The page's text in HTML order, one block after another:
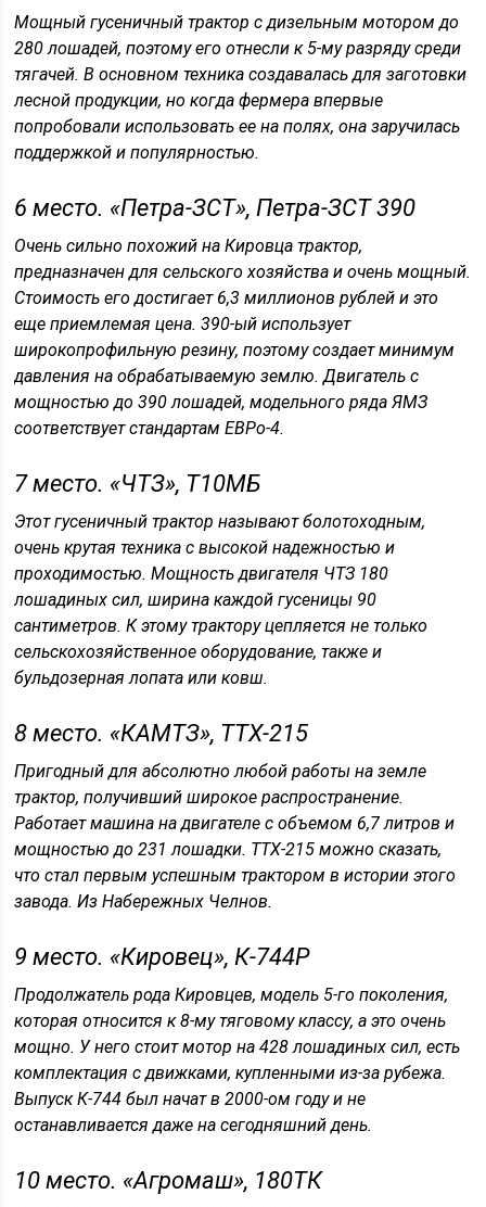
Мощный гусеничный трактор с дизельным мотором до
280 лошадей, поэтому его отнесли к 5-му разряду среди
тягачей. В основном техника создавалась для заготовки
лесной продукции, но когда фермера впервые
попробовали использовать ее на полях, она заручилась
поддержкой и популярностью.
6 место. «Петра-ЗСТ», Петра-ЗСТ 390
Очень сильно похожий на Кировца трактор,
предназначен для сельского хозяйства и очень мощный.
Стоимость его достигает 6,3 миллионов рублей и это
еще приемлемая цена. 390-ый использует
широкопрофильную резину, поэтому создает минимум
давления на обрабатываемую землю. Двигатель с
мощностью до 390 лошадей, модельного ряда ЯМЗ
соответствует стандартам ЕВРо-4.
7 место. «ЧТЗ», Т10МБ
Этот гусеничный трактор называют болотоходным,
очень крутая техника с высокой надежностью и
проходимостью. Мощность двигателя ЧТЗ 180
лошадиных сил, ширина каждой гусеницы 90
сантиметров. К этому трактору цепляется не только
сельскохозяйственное оборудование, также и
бульдозерная лопата или ковш.
8 место. «КАМТЗ», ТТХ-215
Пригодный для абсолютно любой работы на земле
трактор, получивший широкое распространение.
Работает машина на двигателе с объемом 6,7 литров и
мощностью до 231 лошадки. ТТХ-215 можно сказать,
что стал первым успешным трактором в истории этого
завода. Из Набережных Челнов.
9 место. «Кировец», К-744Р
Продолжатель рода Кировцев, модель 5-го поколения,
которая относится к 8-му тяговому классу, а это очень
мощно. У него стоит мотор на 428 лошадиных сил, есть
комплектация с движками, купленными из-за рубежа.
Выпуск К-744 был начат в 2000-ом году и не
останавливается даже на сегодняшний день.
10 место. «Агромаш», 180ТК